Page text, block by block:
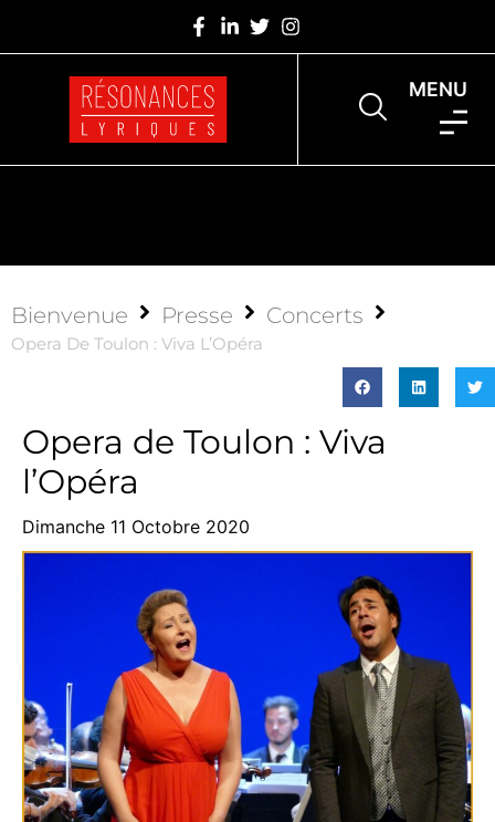
MENU
Bienvenue Presse Concerts
Opera De Toulon : Viva L’Opéra
Opera de Toulon : Viva
l’Opéra
Dimanche 11 Octobre 2020